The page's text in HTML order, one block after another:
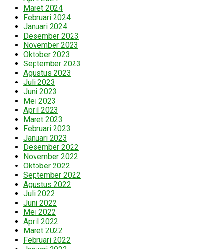
Maret 2024
Februari 2024
Januari 2024
Desember 2023
November 2023
Oktober 2023
September 2023
Agustus 2023
Juli 2023
Juni 2023
Mei 2023
April 2023
Maret 2023
Februari 2023
Januari 2023
Desember 2022
November 2022
Oktober 2022
September 2022
Agustus 2022
Juli 2022
Juni 2022
Mei 2022
April 2022
Maret 2022
Februari 2022